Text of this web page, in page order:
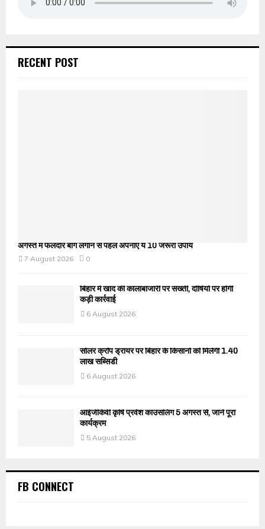
RECENT POST
अगस्त में फलदार बाग लगाने से पहले अपनाएं ये 10 जरूरी उपाय
7 August 2026
0
बिहार में खाद की कालाबाजारी पर सख्ती, दोषियों पर होगी
कड़ी कार्रवाई
6 August 2026
सोलर क्रॉप ड्रायर पर बिहार के किसानों को मिलेगी 1.40
लाख सब्सिडी
6 August 2026
आईजीकेवी कृषि प्रवेश काउंसलिंग 5 अगस्त से, जानें पूरा
कार्यक्रम
5 August 2026
FB CONNECT